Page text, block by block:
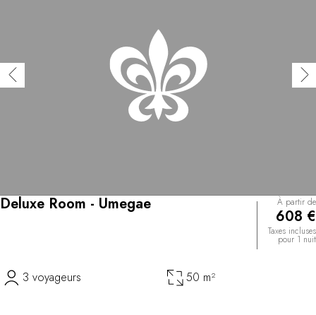
Deluxe Room - Umegae À partir de
608 €
Taxes incluses
pour 1 nuit
3 voyageurs 50 m²